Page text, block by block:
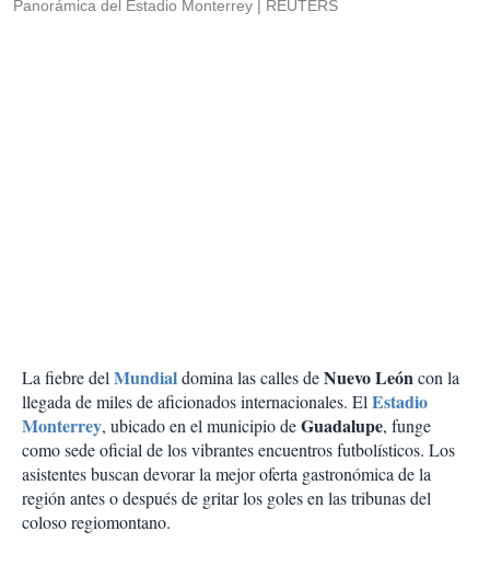
Panorámica del Estadio Monterrey REUTERS
La fiebre delMundialdomina las calles deNuevo Leóncon la
llegada de miles de aficionados internacionales. ElEstadio
Monterrey, ubicado en el municipio deGuadalupe, funge
como sede oficial de los vibrantes encuentros futbolísticos. Los
asistentes buscan devorar la mejor oferta gastronómica de la
región antes o después de gritar los goles en las tribunas del
coloso regiomontano.